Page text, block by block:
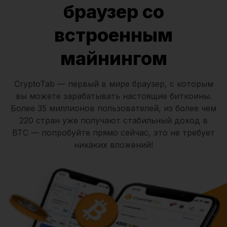
браузер со
встроенным
майнингом
CryptoTab — первый в мире браузер, с которым
вы можете зарабатывать настоящие биткоины.
Более 35 миллионов пользователей, из более чем
220 стран уже получают стабильный доход в
BTC — попробуйте прямо сейчас, это не требует
никаких вложений!